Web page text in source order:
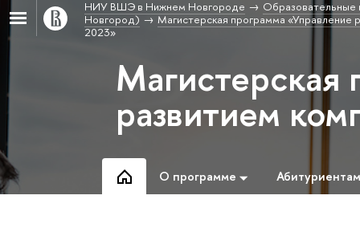
НИУ ВШЭ в Нижнем Новгороде
Образовательные
Новгород)
Магистерская программа
2023»
Магистерская
развитием
О программе Абитуриентам